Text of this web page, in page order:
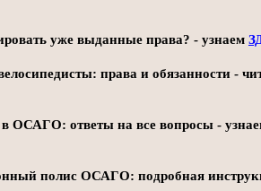
уже выданные права? - узнаем
права и обязанности -
ОСАГО: ответы на все вопросы -
полис ОСАГО: подробная